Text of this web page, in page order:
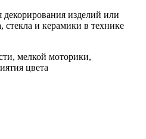
декорирования изделий или
стекла и керамики в технике
мелкой моторики,
цвета